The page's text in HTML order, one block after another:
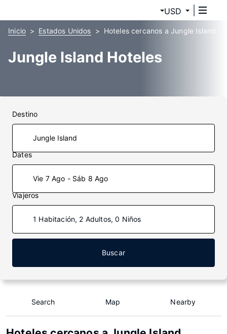
USD
Inicio Estados Unidos Hoteles cercanos a Jungle Island
Jungle Island Hoteles
Destino
Dates
Vie 7 Ago - Sáb 8 Ago
Viajeros
1 Habitación, 2 Adultos, 0 Niños
Buscar
Search Map Nearby